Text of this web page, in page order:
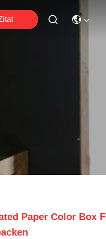
Paper Color Box